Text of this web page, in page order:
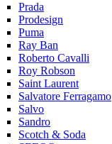
Prada
Prodesign
Puma
Ray Ban
Roberto Cavalli
Roy Robson
Saint Laurent
Salvatore Ferragamo
Salvo
Sandro
Scotch & Soda